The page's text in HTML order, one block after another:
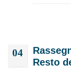
04
Resto